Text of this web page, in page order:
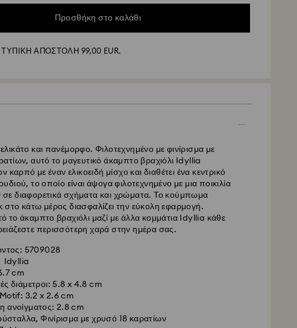
Προσθήκη στο καλάθι
ΑΠΟΣΤΟΛΗ 99,00 EUR.
και πανέμορφο. Φιλοτεχνημένο με φινίρισμα με
αυτό το μαγευτικό άκαμπτο βραχιόλι Idyllia
καρπό με έναν ελικοειδή μίσχο και διαθέτει ένα κεντρικό
το οποίο είναι άψογα φιλοτεχνημένο με μια ποικιλία
διαφορετικά σχήματα και χρώματα. Το κούμπωμα
κάτω μέρος διασφαλίζει την εύκολη εφαρμογή.
το άκαμπτο βραχιόλι μαζί με άλλα κομμάτια Idyllia κάθε
περισσότερη χαρά στην ημέρα σας.
5709028
Idyllia
cm
διάμετροι: 5.8 x 4.8 cm
3.2 x 2.6 cm
ανοίγματος: 2.8 cm
Φινίρισμα με χρυσό 18 καρατίων
που υποβάλλονται από Δευτέρα έως Παρασκευή έως τις
χρόνος παράδοσης : 5 εργάσιμες ημέρες για την
μετά την επεξεργασία και αποστολή (6-7 ημέρες για
αποστολής: EUR 6,95
αποστολή για παραγγελίες άνω των: EUR 99
- FedEx
που υποβάλλονται από Δευτέρα έως Παρασκευή έως τις
διεκπεραιώνονται και θα αποστέλλονται την ίδια εργάσιμη
αποστολής: 2 εργάσιμες ημέρες μετά την επεξεργασία
αποστολής : EUR 22